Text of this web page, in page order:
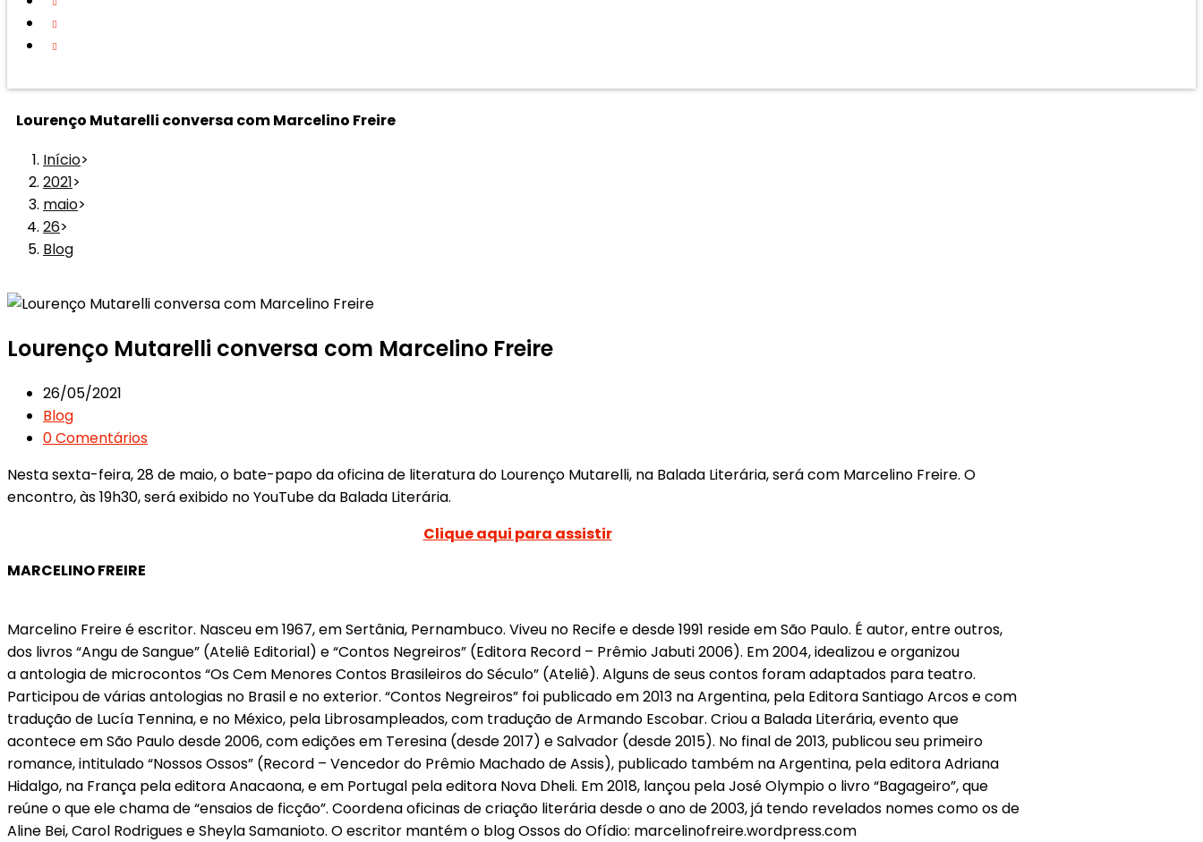
Lourenço Mutarelli conversa com Marcelino Freire
Início>
2021>
maio>
26>
Blog
Lourenço Mutarelli conversa com Marcelino Freire
26/05/2021
Blog
0 Comentários
Nesta sexta-feira, 28 de maio, o bate-papo da oficina de literatura do Lourenço Mutarelli, na Balada Literária, será com Marcelino Freire. O
encontro, às 19h30, será exibido no YouTube da Balada Literária.
Clique aqui para assistir
MARCELINO FREIRE
Marcelino Freire é escritor. Nasceu em 1967, em Sertânia, Pernambuco. Viveu no Recife e desde 1991 reside em São Paulo. É autor, entre outros,
dos livros “Angu de Sangue” (Ateliê Editorial) e “Contos Negreiros” (Editora Record – Prêmio Jabuti 2006). Em 2004, idealizou e organizou
a antologia de microcontos “Os Cem Menores Contos Brasileiros do Século” (Ateliê). Alguns de seus contos foram adaptados para teatro.
Participou de várias antologias no Brasil e no exterior. “Contos Negreiros” foi publicado em 2013 na Argentina, pela Editora Santiago Arcos e com
tradução de Lucía Tennina, e no México, pela Librosampleados, com tradução de Armando Escobar. Criou a Balada Literária, evento que
acontece em São Paulo desde 2006, com edições em Teresina (desde 2017) e Salvador (desde 2015). No final de 2013, publicou seu primeiro
romance, intitulado “Nossos Ossos” (Record – Vencedor do Prêmio Machado de Assis), publicado também na Argentina, pela editora Adriana
Hidalgo, na França pela editora Anacaona, e em Portugal pela editora Nova Dheli. Em 2018, lançou pela José Olympio o livro “Bagageiro”, que
reúne o que ele chama de “ensaios de ficção”. Coordena oficinas de criação literária desde o ano de 2003, já tendo revelados nomes como os de
Aline Bei, Carol Rodrigues e Sheyla Samanioto. O escritor mantém o blog Ossos do Ofídio: marcelinofreire.wordpress.com